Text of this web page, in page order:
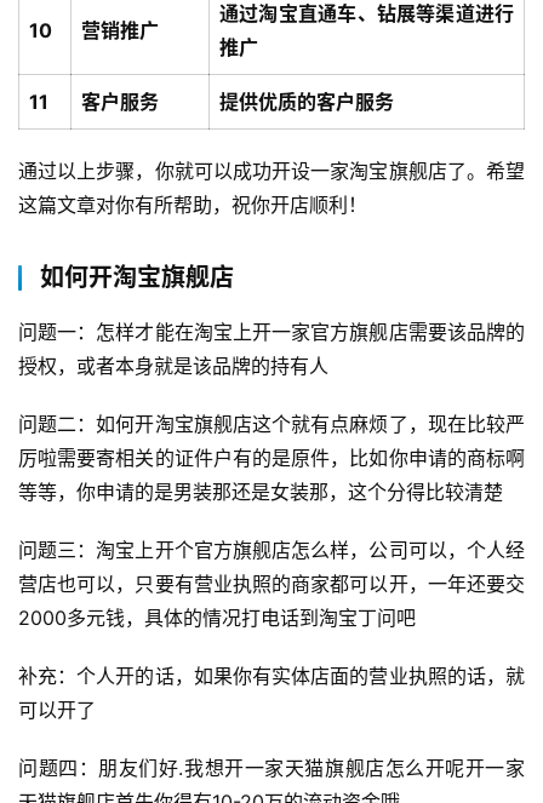
10 营销推广
通过淘宝直通车、钻展等渠道进行
推广
11 客户服务 提供优质的客户服务
通过以上步骤，你就可以成功开设一家淘宝旗舰店了。希望
这篇文章对你有所帮助，祝你开店顺利！
如何开淘宝旗舰店
问题一：怎样才能在淘宝上开一家官方旗舰店需要该品牌的
授权，或者本身就是该品牌的持有人
问题二：如何开淘宝旗舰店这个就有点麻烦了，现在比较严
厉啦需要寄相关的证件户有的是原件，比如你申请的商标啊
等等，你申请的是男装那还是女装那，这个分得比较清楚
问题三：淘宝上开个官方旗舰店怎么样，公司可以，个人经
营店也可以，只要有营业执照的商家都可以开，一年还要交
2000多元钱，具体的情况打电话到淘宝丁问吧
补充：个人开的话，如果你有实体店面的营业执照的话，就
可以开了
问题四：朋友们好.我想开一家天猫旗舰店怎么开呢开一家